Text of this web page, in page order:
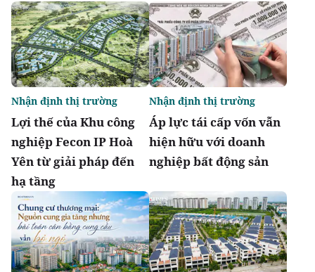
Lợi thế của Khu công
nghiệp Fecon IP Hoà
Yên từ giải pháp đến
hạ tầng
Nhận định thị trường
Áp lực tái cấp vốn vẫn
hiện hữu với doanh
nghiệp bất động sản
Nhận định thị trường